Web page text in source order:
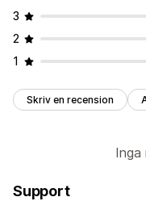
3
2
1
Skriv en recension
Inga
Support